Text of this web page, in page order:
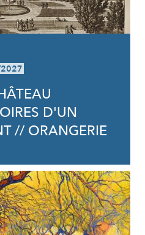
D'UN
// ORANGERIE